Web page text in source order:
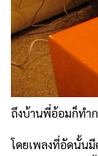
ถึงบ้านพี่อ้อมก็ทำ
โดยเพลงที่อัดนั้นมี